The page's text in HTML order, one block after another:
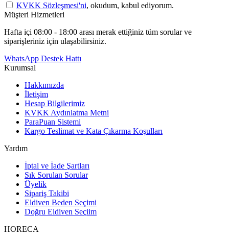
KVKK Sözleşmesi'ni, okudum, kabul ediyorum.
Müşteri Hizmetleri
Hafta içi 08:00 - 18:00 arası merak ettiğiniz tüm sorular ve
siparişleriniz için ulaşabilirsiniz.
WhatsApp Destek Hattı
Kurumsal
Hakkımızda
İletişim
Hesap Bilgilerimiz
KVKK Aydınlatma Metni
ParaPuan Sistemi
Kargo Teslimat ve Kata Çıkarma Koşulları
Yardım
İptal ve İade Şartları
Sık Sorulan Sorular
Üyelik
Sipariş Takibi
Eldiven Beden Seçimi
Doğru Eldiven Seçiim
HORECA